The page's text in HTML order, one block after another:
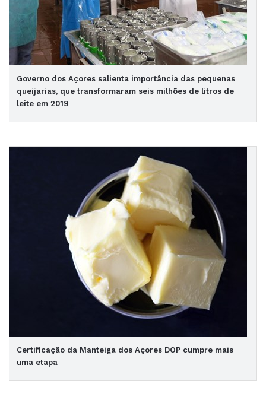
Governo dos Açores salienta importância das pequenas
queijarias, que transformaram seis milhões de litros de
leite em 2019
Certificação da Manteiga dos Açores DOP cumpre mais
uma etapa